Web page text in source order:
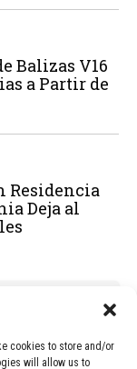
cookies to store and/or
will allow us to
Balizas V16
a Partir de
Residencia
Deja al